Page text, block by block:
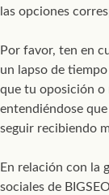
las opciones
Por favor, ten en
un lapso de
que tu oposición o
entendiéndose
seguir recibiendo
En relación con la
sociales de